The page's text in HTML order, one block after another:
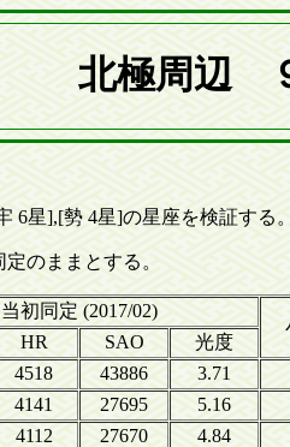
北極周辺
6星],[勢 4星]の星座を検証する。
のままとする。
当初同定 (2017/02)
HR SAO 光度
4518 43886 3.71
4141 27695 5.16
4112 27670 4.84